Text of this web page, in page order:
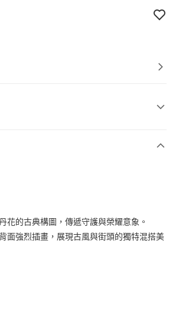
花的古典構圖，傳遞守護與榮耀意象。
面強烈插畫，展現古風與街頭的獨特混搭美